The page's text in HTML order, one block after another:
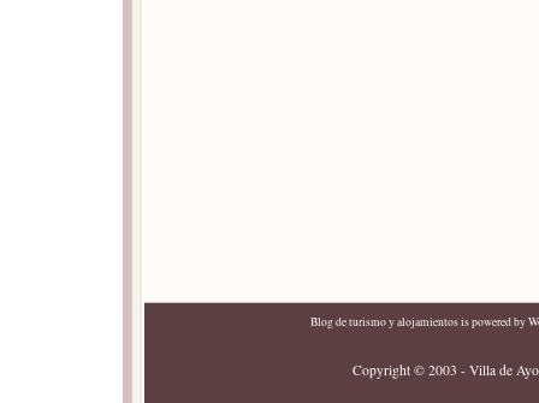
Blog de turismo y alojamientosis powered by
Copyright © 2003 - Villa de